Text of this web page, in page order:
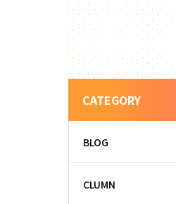
CATEGORY
BLOG
CLUMN